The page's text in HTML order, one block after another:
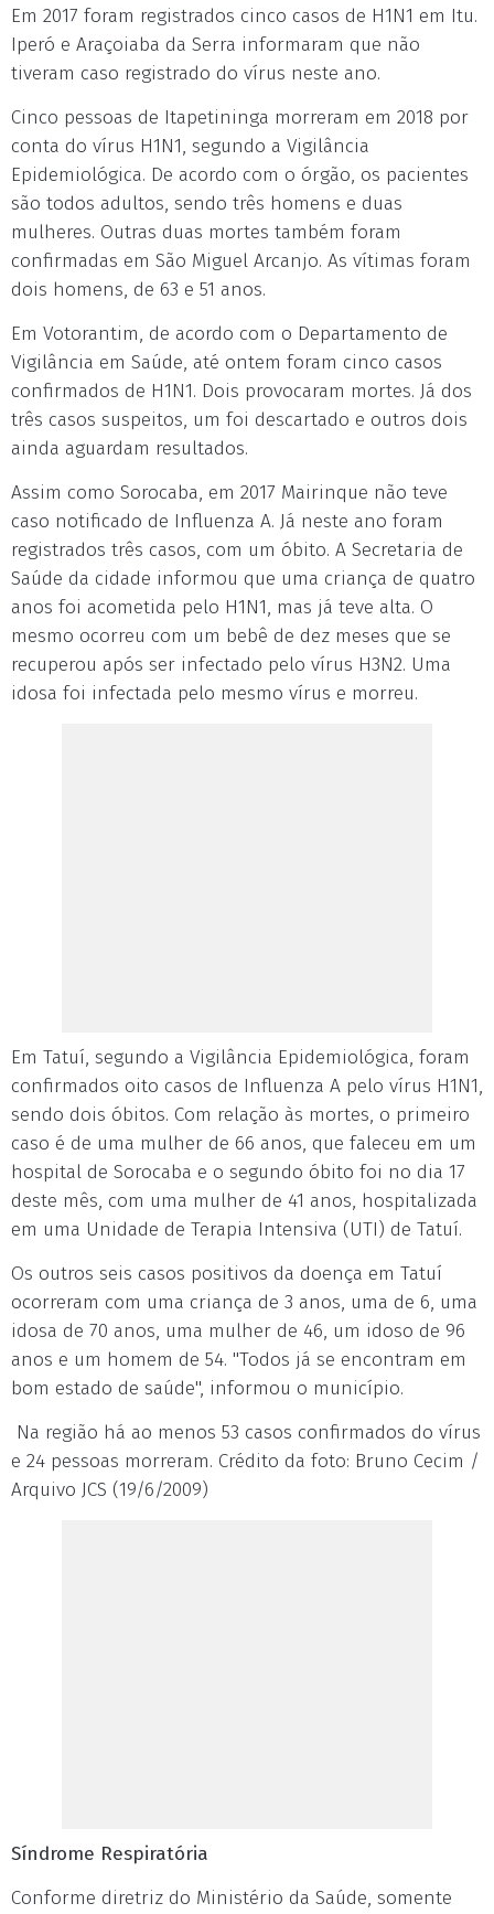
Em 2017 foram registrados cinco casos de H1N1 em Itu.
Iperó e Araçoiaba da Serra informaram que não
tiveram caso registrado do vírus neste ano.
Cinco pessoas de Itapetininga morreram em 2018 por
conta do vírus H1N1, segundo a Vigilância
Epidemiológica. De acordo com o órgão, os pacientes
são todos adultos, sendo três homens e duas
mulheres. Outras duas mortes também foram
confirmadas em São Miguel Arcanjo. As vítimas foram
dois homens, de 63 e 51 anos.
Em Votorantim, de acordo com o Departamento de
Vigilância em Saúde, até ontem foram cinco casos
confirmados de H1N1. Dois provocaram mortes. Já dos
três casos suspeitos, um foi descartado e outros dois
ainda aguardam resultados.
Assim como Sorocaba, em 2017 Mairinque não teve
caso notificado de Influenza A. Já neste ano foram
registrados três casos, com um óbito. A Secretaria de
Saúde da cidade informou que uma criança de quatro
anos foi acometida pelo H1N1, mas já teve alta. O
mesmo ocorreu com um bebê de dez meses que se
recuperou após ser infectado pelo vírus H3N2. Uma
idosa foi infectada pelo mesmo vírus e morreu.
Em Tatuí, segundo a Vigilância Epidemiológica, foram
confirmados oito casos de Influenza A pelo vírus H1N1,
sendo dois óbitos. Com relação às mortes, o primeiro
caso é de uma mulher de 66 anos, que faleceu em um
hospital de Sorocaba e o segundo óbito foi no dia 17
deste mês, com uma mulher de 41 anos, hospitalizada
em uma Unidade de Terapia Intensiva (UTI) de Tatuí.
Os outros seis casos positivos da doença em Tatuí
ocorreram com uma criança de 3 anos, uma de 6, uma
idosa de 70 anos, uma mulher de 46, um idoso de 96
anos e um homem de 54. "Todos já se encontram em
bom estado de saúde", informou o município.
Na região há ao menos 53 casos confirmados do vírus
e 24 pessoas morreram. Crédito da foto: Bruno Cecim /
Arquivo JCS (19/6/2009)
Síndrome Respiratória
Conforme diretriz do Ministério da Saúde, somente